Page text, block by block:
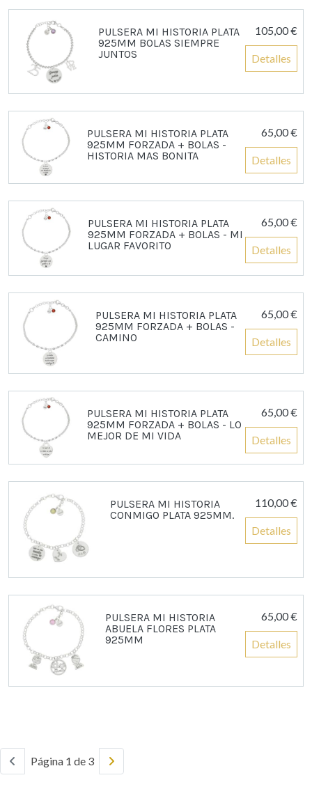
PULSERA MI HISTORIA PLATA
925MM BOLAS SIEMPRE
JUNTOS
105,00 €
Detalles
PULSERA MI HISTORIA PLATA
925MM FORZADA + BOLAS -
HISTORIA MAS BONITA
65,00 €
Detalles
PULSERA MI HISTORIA PLATA
925MM FORZADA + BOLAS - MI
LUGAR FAVORITO
65,00 €
Detalles
PULSERA MI HISTORIA PLATA
925MM FORZADA + BOLAS -
CAMINO
65,00 €
Detalles
PULSERA MI HISTORIA PLATA
925MM FORZADA + BOLAS - LO
MEJOR DE MI VIDA
65,00 €
Detalles
PULSERA MI HISTORIA
CONMIGO PLATA 925MM.
110,00 €
Detalles
PULSERA MI HISTORIA
ABUELA FLORES PLATA
925MM
65,00 €
Detalles
Página 1 de 3